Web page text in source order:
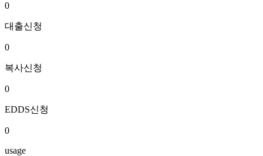
0
대출신청
0
복사신청
0
EDDS신청
0
usage